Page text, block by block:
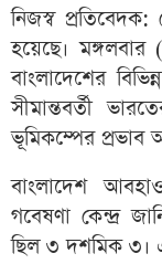
নিজস্ব
হয়েছে।
বাংলাদেশের
সীমান্তবর্তী
ভূমিকম্পের প্রভাব
বাংলাদেশ
গবেষণা কেন্দ্র
ছিল ৩ দশমিক ৩।